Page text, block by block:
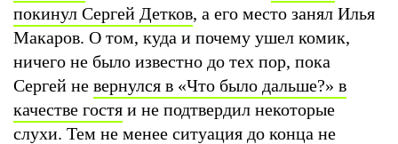
покинул Сергей Детков, а его место занял Илья
Макаров. О том, куда и почему ушел комик,
ничего не было известно до тех пор, пока
Сергей не вернулся в «Что было дальше?» в
качестве гостя и не подтвердил некоторые
слухи. Тем не менее ситуация до конца не